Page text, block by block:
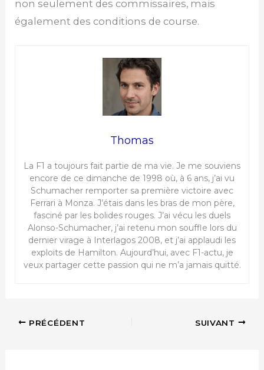
non seulement des commissaires, mais
également des conditions de course.
Thomas
La F1 a toujours fait partie de ma vie. Je me souviens
encore de ce dimanche de 1998 où, à 6 ans, j’ai vu
Schumacher remporter sa première victoire avec
Ferrari à Monza. J’étais dans les bras de mon père,
fasciné par les bolides rouges. J’ai vécu les duels
Alonso-Schumacher, j’ai retenu mon souffle lors du
dernier virage à Interlagos 2008, et j’ai applaudi les
exploits de Hamilton. Aujourd’hui, avec F1-actu, je
veux partager cette passion qui ne m’a jamais quitté.
PRÉCÉDENT SUIVANT